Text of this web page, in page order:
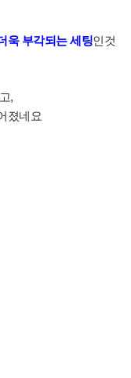
욱 부각되는 세팅인것
,
졌네요